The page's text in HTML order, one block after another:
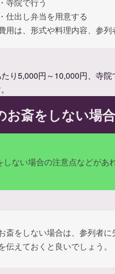
・仕出し弁当を用意する
用は、形式や料理内容、参列
り5,000円～10,000円、寺
お斎をしない場
しない場合の注意点などがあ
斎をしない場合は、参列者
伝えておくと良いでしょう。